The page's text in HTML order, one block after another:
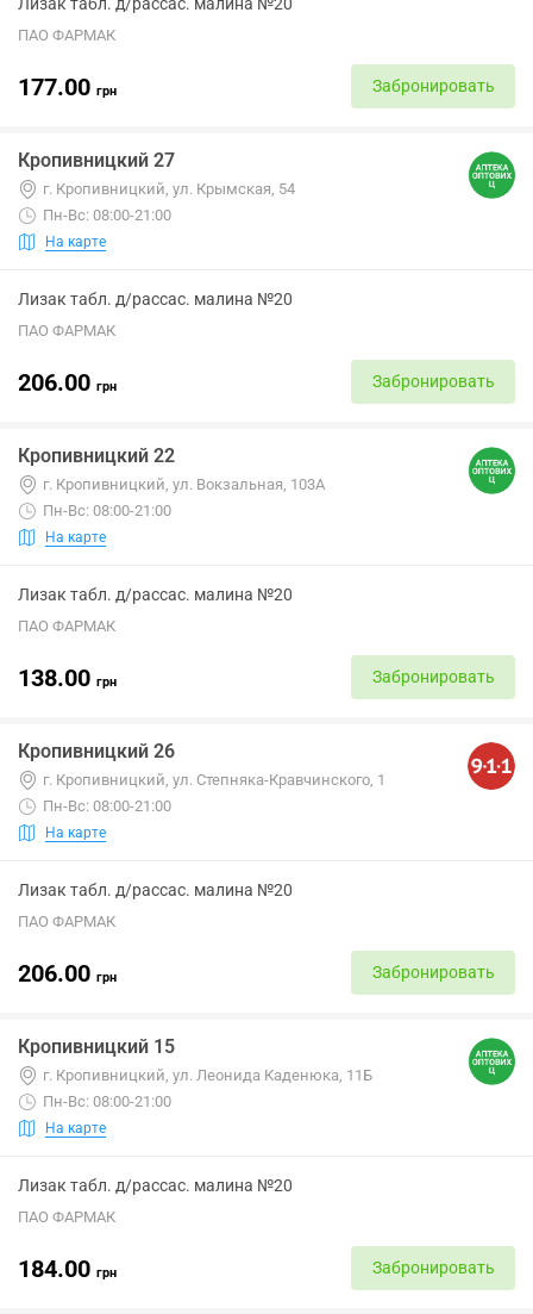
ПАО ФАРМАК
177.00 грн Забронировать
Кропивницкий 27
г. Кропивницкий, ул. Крымская, 54
Пн-Вс: 08:00-21:00
На карте
Лизак табл. д/рассас. малина №20
ПАО ФАРМАК
206.00 грн Забронировать
Кропивницкий 22
г. Кропивницкий, ул. Вокзальная, 103А
Пн-Вс: 08:00-21:00
На карте
Лизак табл. д/рассас. малина №20
ПАО ФАРМАК
138.00 грн Забронировать
Кропивницкий 26
г. Кропивницкий, ул. Степняка-Кравчинского, 1
Пн-Вс: 08:00-21:00
На карте
Лизак табл. д/рассас. малина №20
ПАО ФАРМАК
206.00 грн Забронировать
Кропивницкий 15
г. Кропивницкий, ул. Леонида Каденюка, 11Б
Пн-Вс: 08:00-21:00
На карте
Лизак табл. д/рассас. малина №20
ПАО ФАРМАК
184.00 грн Забронировать